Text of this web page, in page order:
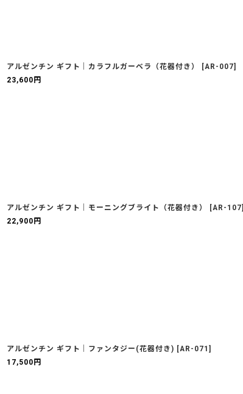
アルゼンチン ギフト｜カラフルガーベラ（花器付き） [AR-007]
23,600 円
アルゼンチン ギフト｜モーニングブライト（花器付き） [AR-107]
22,900 円
アルゼンチン ギフト｜ファンタジー(花器付き) [AR-071 ]
17,500 円